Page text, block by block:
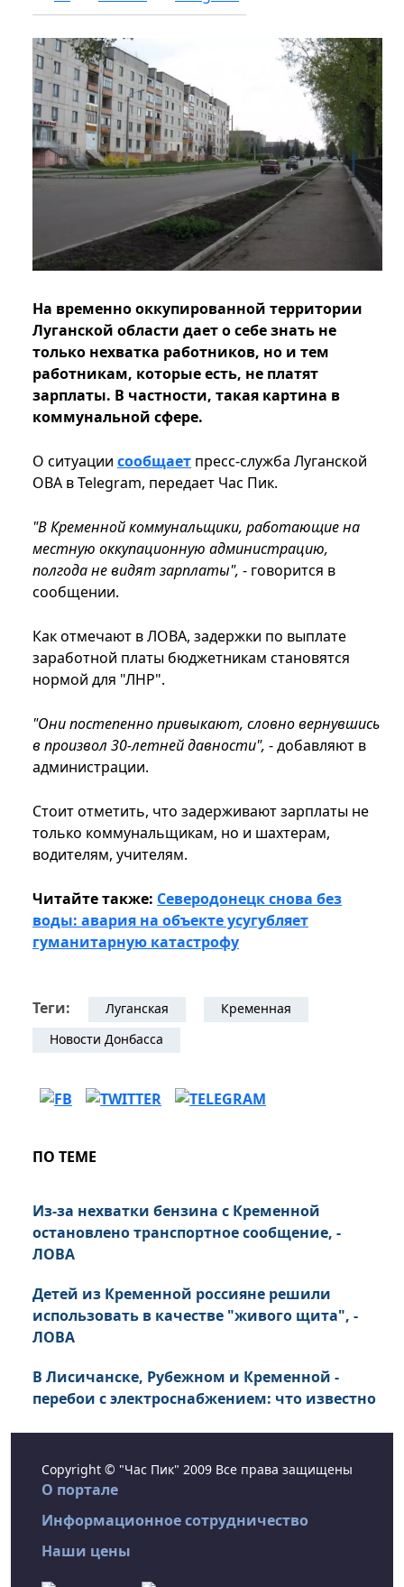
На временно оккупированной территории
Луганской области дает о себе знать не
только нехватка работников, но и тем
работникам, которые есть, не платят
зарплаты. В частности, такая картина в
коммунальной сфере.
О ситуации сообщает пресс-служба Луганской
ОВА в Telegram, передает Час Пик.
"В Кременной коммунальщики, работающие на
местную оккупационную администрацию,
полгода не видят зарплаты", - говорится в
сообщении.
Как отмечают в ЛОВА, задержки по выплате
заработной платы бюджетникам становятся
нормой для "ЛНР".
"Они постепенно привыкают, словно вернувшись
в произвол 30-летней давности", - добавляют в
администрации.
Стоит отметить, что задерживают зарплаты не
только коммунальщикам, но и шахтерам,
водителям, учителям.
Читайте также: Северодонецк снова без
воды: авария на объекте усугубляет
гуманитарную катастрофу
Теги: Луганская
Кременная
Новости Донбасса
ПО ТЕМЕ
Из-за нехватки бензина с Кременной
остановлено транспортное сообщение, -
ЛОВА
Детей из Кременной россияне решили
использовать в качестве "живого щита", -
ЛОВА
В Лисичанске, Рубежном и Кременной -
перебои с электроснабжением: что известно
Copyright © "Час Пик" 2009 Все права защищены
О портале
Информационное сотрудничество
Наши цены